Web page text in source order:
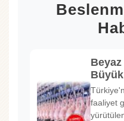
faaliyet